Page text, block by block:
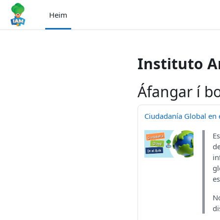
Farðu á aðalefni
Heim
Instituto
Áfangar í
Ciudadanía Global